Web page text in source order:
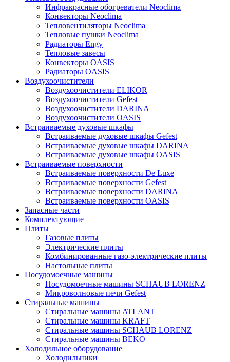
Инфракрасные обогреватели Neoclima
Конвекторы Neoclima
Тепловентиляторы Neoclima
Тепловые пушки Neoclima
Радиаторы Engy
Тепловые завесы
Конвекторы OASIS
Радиаторы OASIS
Воздухоочистители
Воздухоочистители ELIKOR
Воздухоочистители Gefest
Воздухоочистители DARINA
Воздухоочистители OASIS
Встраиваемые духовые шкафы
Встраиваемые духовые шкафы Gefest
Встраиваемые духовые шкафы DARINA
Встраиваемые духовые шкафы OASIS
Встраиваемые поверхности
Встраиваемые поверхности De Luxe
Встраиваемые поверхности Gefest
Встраиваемые поверхности DARINA
Встраиваемые поверхности OASIS
Запасные части
Комплектующие
Плиты
Газовые плиты
Электрические плиты
Комбинированные газо-электрические плиты
Настольные плиты
Посудомоечные машины
Посудомоечные машины SCHAUB LORENZ
Микроволновые печи Gefest
Стиральные машины
Стиральные машины ATLANT
Стиральные машины KRAFT
Стиральные машины SCHAUB LORENZ
Стиральные машины BEKO
Холодильное оборудование
Холодильники